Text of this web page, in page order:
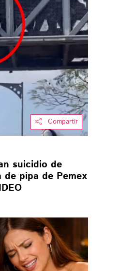
Compartir
suicidio de
pipa de Pemex